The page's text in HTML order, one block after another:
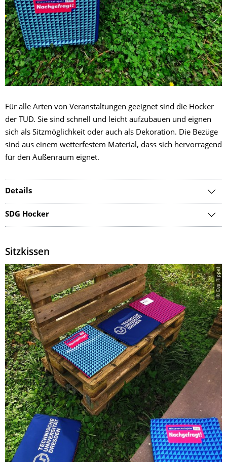
Für alle Arten von Veranstaltungen geeignet sind die Hocker
der TUD. Sie sind schnell und leicht aufzubauen und eignen
sich als Sitzmöglichkeit oder auch als Dekoration. Die Bezüge
sind aus einem wetterfestem Material, dass sich hervorragend
für den Außenraum eignet.
Details
SDG Hocker
Sitzkissen
© Eva Rippel